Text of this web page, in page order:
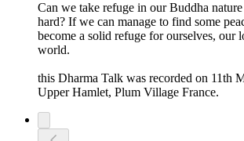
Can we take refuge in our Buddha
hard? If we can manage to find some
become a solid refuge for ourselves, our
world.
this Dharma Talk was recorded on 11th
Upper Hamlet, Plum Village France.